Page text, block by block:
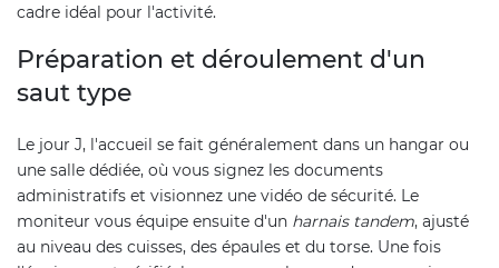
cadre idéal pour l'activité.
Préparation et déroulement d'un
saut type
Le jour J, l'accueil se fait généralement dans un hangar ou
une salle dédiée, où vous signez les documents
administratifs et visionnez une vidéo de sécurité. Le
moniteur vous équipe ensuite d'un harnais tandem, ajusté
au niveau des cuisses, des épaules et du torse. Une fois